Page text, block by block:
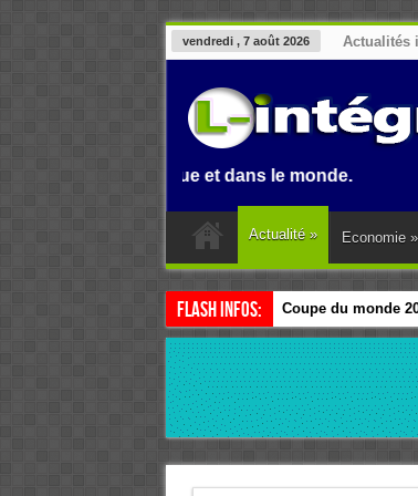
vendredi , 7 août 2026 Actualités
Afrique et dans le monde.
Actualité » Economie »
Flash Infos: Coupe du monde
Esclavage: à